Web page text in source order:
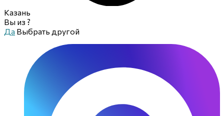
Казань
Вы из ?
Да Выбрать другой